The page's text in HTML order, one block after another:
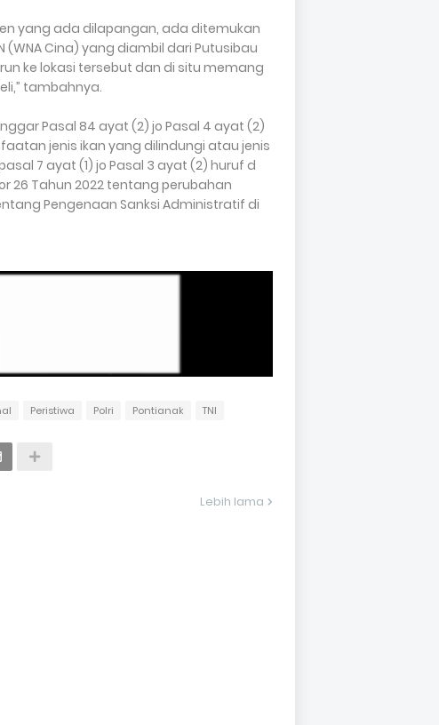
yang ada dilapangan, ada ditemukan
(WNA Cina) yang diambil dari Putusibau
ke lokasi tersebut dan di situ memang
tambahnya.
Pasal 84 ayat (2) jo Pasal 4 ayat (2)
jenis ikan yang dilindungi atau jenis
7 ayat (1) jo Pasal 3 ayat (2) huruf d
26 Tahun 2022 tentang perubahan
Pengenaan Sanksi Administratif di
Peristiwa Polri Pontianak TNI
Lebih lama